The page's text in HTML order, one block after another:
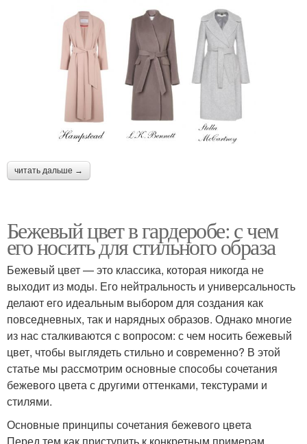
читать дальше →
Бежевый цвет в гардеробе: с чем
его носить для стильного образа
Бежевый цвет — это классика, которая никогда не
выходит из моды. Его нейтральность и универсальность
делают его идеальным выбором для создания как
повседневных, так и нарядных образов. Однако многие
из нас сталкиваются с вопросом: с чем носить бежевый
цвет, чтобы выглядеть стильно и современно? В этой
статье мы рассмотрим основные способы сочетания
бежевого цвета с другими оттенками, текстурами и
стилями.
Основные принципы сочетания бежевого цвета
Перед тем как приступить к конкретным примерам,